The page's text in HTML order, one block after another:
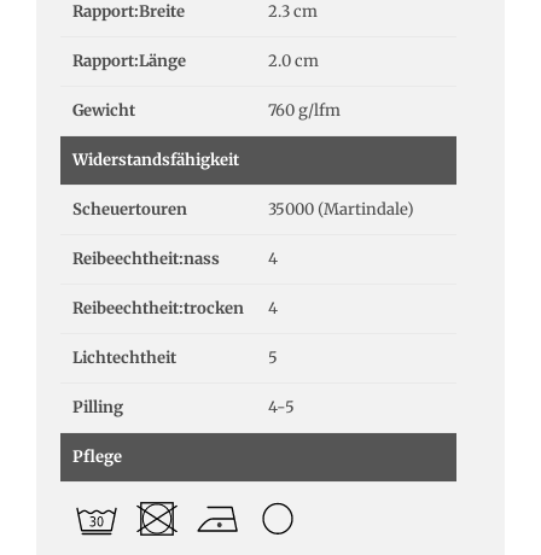
Rapport:Breite 2.3 cm
Rapport:Länge 2.0 cm
Gewicht 760 g/lfm
Widerstandsfähigkeit
Scheuertouren 35000 (Martindale)
Reibeechtheit:nass 4
Reibeechtheit:trocken 4
Lichtechtheit 5
Pilling 4-5
Pflege